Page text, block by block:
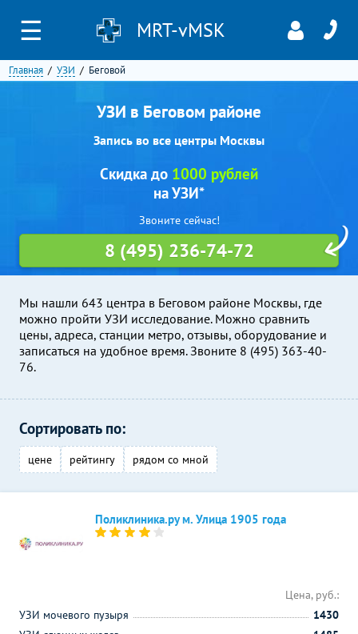
☰ MRT-vMSK
Главная УЗИ Беговой
УЗИ в Беговом районе
Запись во все центры Москвы
Мы нашли 643 центра в Беговом районе Москвы, где
можно пройти УЗИ исследование. Можно сравнить
цены, адреса, станции метро, отзывы, оборудование и
записаться на удобное время. Звоните 8 (495) 363-40-
76.
Скидка до 1000 рублей
на УЗИ*
Звоните сейчас!
8 (495) 236-74-72
Сортировать по:
цене рейтингу рядом со мной
Поликлиника.ру м. Улица 1905 года
Цена, руб.:
УЗИ мочевого пузыря
1430